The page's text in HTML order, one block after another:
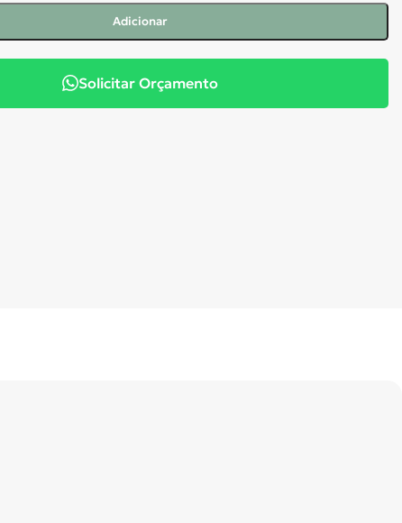
Adicionar
Solicitar Orçamento